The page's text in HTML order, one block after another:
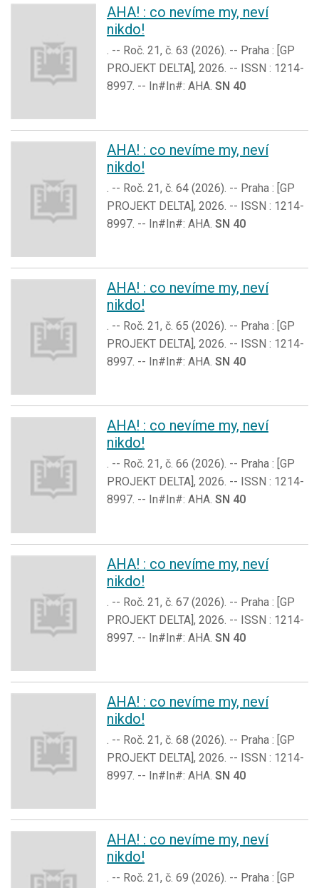
AHA! : co nevíme my, neví
nikdo!
. -- Roč. 21, č. 63 (2026). -- Praha : [GP
PROJEKT DELTA], 2026. -- ISSN : 1214-
8997. -- In#In#: AHA. SN 40
AHA! : co nevíme my, neví
nikdo!
. -- Roč. 21, č. 64 (2026). -- Praha : [GP
PROJEKT DELTA], 2026. -- ISSN : 1214-
8997. -- In#In#: AHA. SN 40
AHA! : co nevíme my, neví
nikdo!
. -- Roč. 21, č. 65 (2026). -- Praha : [GP
PROJEKT DELTA], 2026. -- ISSN : 1214-
8997. -- In#In#: AHA. SN 40
AHA! : co nevíme my, neví
nikdo!
. -- Roč. 21, č. 66 (2026). -- Praha : [GP
PROJEKT DELTA], 2026. -- ISSN : 1214-
8997. -- In#In#: AHA. SN 40
AHA! : co nevíme my, neví
nikdo!
. -- Roč. 21, č. 67 (2026). -- Praha : [GP
PROJEKT DELTA], 2026. -- ISSN : 1214-
8997. -- In#In#: AHA. SN 40
AHA! : co nevíme my, neví
nikdo!
. -- Roč. 21, č. 68 (2026). -- Praha : [GP
PROJEKT DELTA], 2026. -- ISSN : 1214-
8997. -- In#In#: AHA. SN 40
AHA! : co nevíme my, neví
nikdo!
. -- Roč. 21, č. 69 (2026). -- Praha : [GP